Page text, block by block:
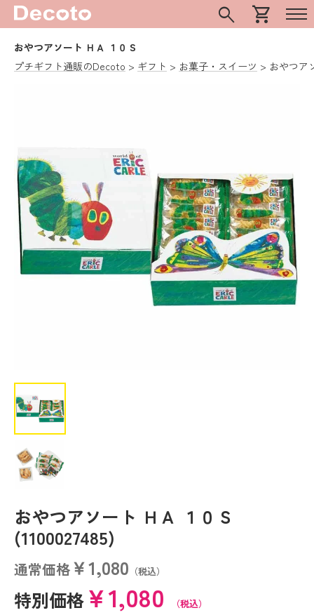
search shopping_cart
おやつアソート ＨＡ １０Ｓ
プチギフト通販のDecoto
ギフト お菓子・スイーツ おやつア
おやつアソート ＨＡ １０Ｓ
(1100027485)
通常価格￥1,080 （税込）
特別価格￥1,080 （税込）